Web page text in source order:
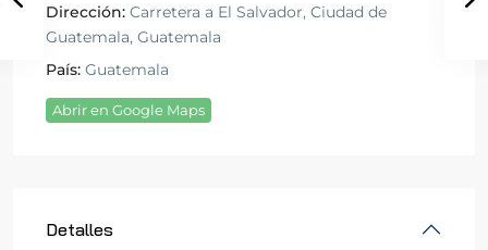
Dirección: Carretera a El Salvador, Ciudad de
Guatemala, Guatemala
País: Guatemala
Abrir en Google Maps
Detalles